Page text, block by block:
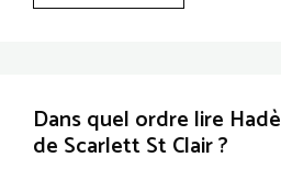
Dans quel ordre lire
de Scarlett St Clair ?